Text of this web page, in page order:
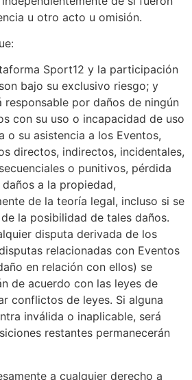
u otro acto u omisión.
Sport12 y la participación
bajo su exclusivo riesgo; y
responsable por daños de ningún
con su uso o incapacidad de uso
o su asistencia a los Eventos,
directos, indirectos, incidentales,
o punitivos, pérdida
a la propiedad,
de la teoría legal, incluso si se
la posibilidad de tales daños.
disputa derivada de los
relacionadas con Eventos
en relación con ellos) se
de acuerdo con las leyes de
conflictos de leyes. Si alguna
inválida o inaplicable, será
restantes permanecerán
a cualquier derecho a